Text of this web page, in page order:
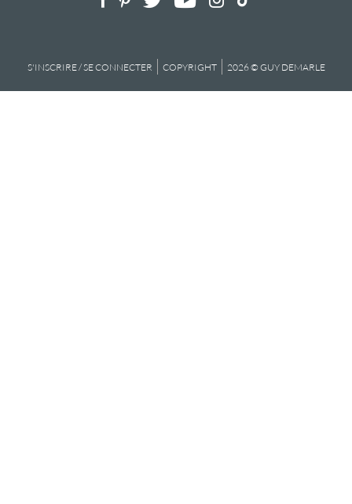
S'INSCRIRE / SE CONNECTER COPYRIGHT 2026 © GUY DEMARLE